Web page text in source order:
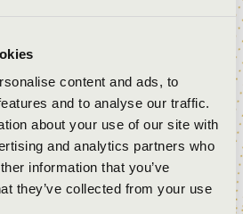
content and ads, to
and to analyse our traffic.
about your use of our site with
and analytics partners who
information that you’ve
they’ve collected from your use
Ave Verum Corpus, K. 618
Laudate Dominum, K. 339
Exultate Jubilate - Alleluja,